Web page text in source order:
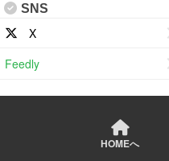
SNS
X
Feedly
HOMEへ